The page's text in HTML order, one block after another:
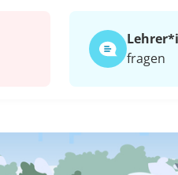
fragen